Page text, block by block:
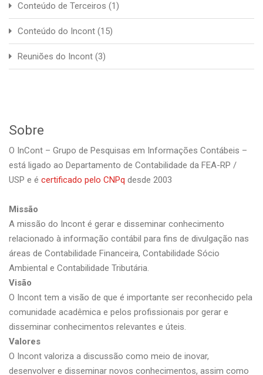
Conteúdo de Terceiros (1)
Conteúdo do Incont (15)
Reuniões do Incont (3)
Sobre
O InCont – Grupo de Pesquisas em Informações Contábeis –
está ligado ao Departamento de Contabilidade da FEA-RP /
USP e é certificado pelo CNPq desde 2003
Missão
A missão do Incont é gerar e disseminar conhecimento
relacionado à informação contábil para fins de divulgação nas
áreas de Contabilidade Financeira, Contabilidade Sócio
Ambiental e Contabilidade Tributária.
Visão
O Incont tem a visão de que é importante ser reconhecido pela
comunidade acadêmica e pelos profissionais por gerar e
disseminar conhecimentos relevantes e úteis.
Valores
O Incont valoriza a discussão como meio de inovar,
desenvolver e disseminar novos conhecimentos, assim como